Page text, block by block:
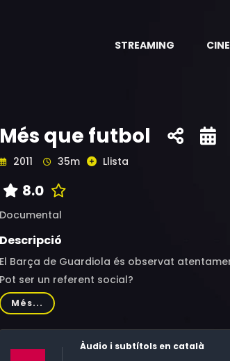
STREAMING
Més que futbol
2011 35m Llista
8.0
Documental
Descripció
El Barça de Guardiola és observat
Pot ser un referent social?
Més...
Àudio i subtítols en català